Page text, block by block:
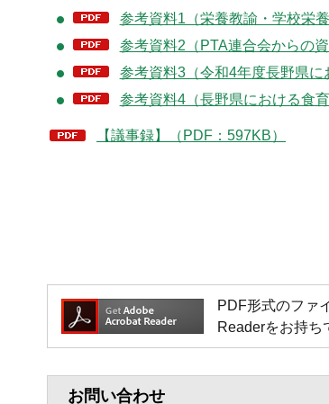
参考資料1（栄養教諭・学校栄
参考資料2（PTA連合会からの
参考資料3（令和4年度長野県に
参考資料4（長野県における食
【議事録】（PDF：597KB）
PDF形式のファ
Readerをお持ち
お問い合わせ